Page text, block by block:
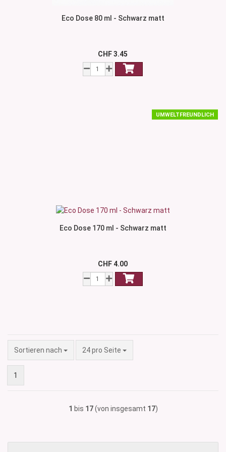
Eco Dose 80 ml - Schwarz matt
CHF 3.45
UMWELTFREUNDLICH
Eco Dose 170 ml - Schwarz matt
CHF 4.00
Sortieren nach
Sortieren nach 24 pro Seite
pro Seite
1
1 bis 17(von insgesamt 17)